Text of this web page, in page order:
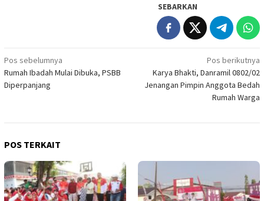
SEBARKAN
Navigasi
pos
Pos sebelumnya
Rumah Ibadah Mulai Dibuka, PSBB
Diperpanjang
Pos berikutnya
Karya Bhakti, Danramil 0802/02
Jenangan Pimpin Anggota Bedah
Rumah Warga
POS TERKAIT